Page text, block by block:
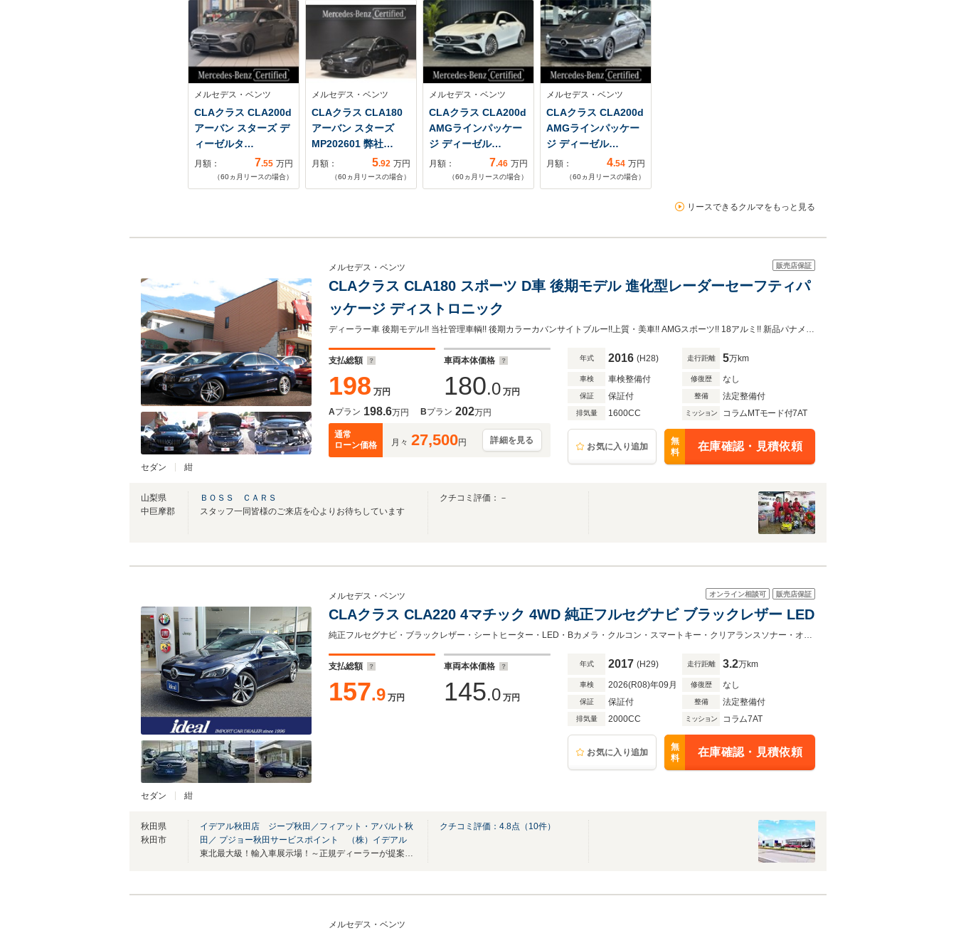
メルセデス・ベンツ
CLAクラス CLA200d
アーバン スターズ デ
ィーゼルタ…
月額： 7.55 万円
（60ヵ月リースの場合）
メルセデス・ベンツ
CLAクラス CLA180
アーバン スターズ
MP202601 弊社…
月額： 5.92 万円
（60ヵ月リースの場合）
メルセデス・ベンツ
CLAクラス CLA200d
AMGラインパッケー
ジ ディーゼル…
月額： 7.46 万円
（60ヵ月リースの場合）
メルセデス・ベンツ
CLAクラス CLA200d
AMGラインパッケー
ジ ディーゼル…
月額： 4.54 万円
（60ヵ月リースの場合）
リースできるクルマをもっと見る
セダン 紺
販売店保証
メルセデス・ベンツ
CLAクラス CLA180 スポーツ D車 後期モデル 進化型レーダーセーフティパ
ッケージ ディストロニック
支払総額
198 万円
車両本体価格
180.0 万円
Aプラン 198.6万円 Bプラン 202万円
通常
ローン価格
月々 27,500円 詳細を見る
年式 2016 (H28) 走行距離 5万km
車検 車検整備付 修復歴 なし
保証 保証付 整備 法定整備付
排気量 1600CC ミッション コラムMTモード付7AT
お気に入り追加
無
料
在庫確認・見積依頼
山梨県
中巨摩郡
ＢＯＳＳ ＣＡＲＳ
スタッフ一同皆様のご来店を心よりお待ちしています
クチコミ評価：－
セダン 紺
オンライン相談可 販売店保証
メルセデス・ベンツ
CLAクラス CLA220 4マチック 4WD 純正フルセグナビ ブラックレザー LED
支払総額
157.9 万円
車両本体価格
145.0 万円
年式 2017 (H29) 走行距離 3.2万km
車検 2026(R08)年09月 修復歴 なし
保証 保証付 整備 法定整備付
排気量 2000CC ミッション コラム7AT
お気に入り追加
無
料
在庫確認・見積依頼
秋田県
秋田市
イデアル秋田店 ジープ秋田／フィアット・アバルト秋
田／ プジョー秋田サービスポイント （株）イデアル
クチコミ評価： 4.8点（ 10件）
メルセデス・ベンツ